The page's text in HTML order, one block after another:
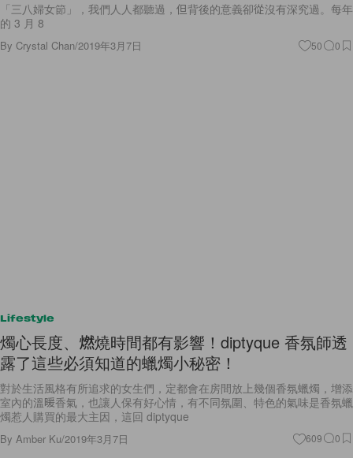
「三八婦女節」，我們人人都聽過，但背後的意義卻從沒有深究過。每年
的 3 月 8
By Crystal Chan/2019年3月7日 50 0
Lifestyle
燭心長度、燃燒時間都有影響！diptyque 香氛師透
露了這些必須知道的蠟燭小秘密！
對於生活風格有所追求的女生們，定都會在房間放上幾個香氛蠟燭，增添
室內的溫暖香氣，也讓人保有好心情，有不同氛圍、特色的氣味是香氛蠟
燭惹人購買的最大主因，這回 diptyque
By Amber Ku/2019年3月7日 609 0